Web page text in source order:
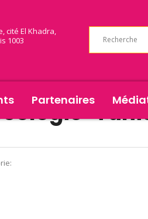
cité El Khadra,
1003
Partenaires